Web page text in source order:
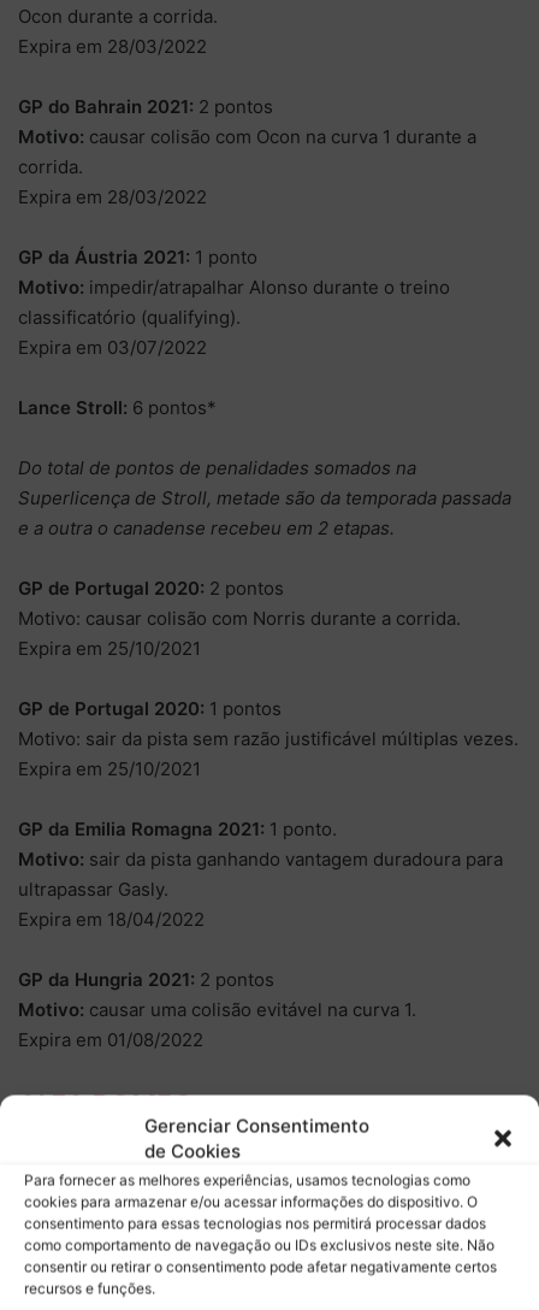
Gerenciar Consentimento
de Cookies
Para fornecer as melhores experiências, usamos tecnologias como
cookies para armazenar e/ou acessar informações do dispositivo. O
consentimento para essas tecnologias nos permitirá processar dados
como comportamento de navegação ou IDs exclusivos neste site. Não
consentir ou retirar o consentimento pode afetar negativamente certos
recursos e funções.
Ocon durante a corrida.
Expira em 28/03/2022
GP do Bahrain 2021: 2 pontos
Motivo: causar colisão com Ocon na curva 1 durante a
corrida.
Expira em 28/03/2022
GP da Áustria 2021: 1 ponto
Motivo: impedir/atrapalhar Alonso durante o treino
classificatório (qualifying).
Expira em 03/07/2022
Lance Stroll: 6 pontos*
Do total de pontos de penalidades somados na
Superlicença de Stroll, metade são da temporada passada
e a outra o canadense recebeu em 2 etapas.
GP de Portugal 2020: 2 pontos
Motivo: causar colisão com Norris durante a corrida.
Expira em 25/10/2021
GP de Portugal 2020: 1 pontos
Motivo: sair da pista sem razão justificável múltiplas vezes.
Expira em 25/10/2021
GP da Emilia Romagna 2021: 1 ponto.
Motivo: sair da pista ganhando vantagem duradoura para
ultrapassar Gasly.
Expira em 18/04/2022
GP da Hungria 2021: 2 pontos
Motivo: causar uma colisão evitável na curva 1.
Expira em 01/08/2022
ALFA ROMEO
Kimi Raikkonen conta com quatro pontos -Foto: reprodução Alfa
Romeo
Kimi Raikkönen: 4 pontos
Kimi atualmente é o piloto mais velho e mais experiente do